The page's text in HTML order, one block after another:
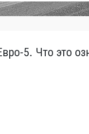
5. Что это